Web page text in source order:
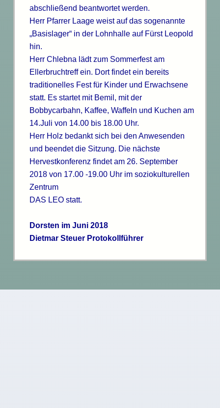
abschließend beantwortet werden.
Herr Pfarrer Laage weist auf das sogenannte
„Basislager“ in der Lohnhalle auf Fürst Leopold
hin.
Herr Chlebna lädt zum Sommerfest am
Ellerbruchtreff ein. Dort findet ein bereits
traditionelles Fest für Kinder und Erwachsene
statt. Es startet mit Bemil, mit der
Bobbycarbahn, Kaffee, Waffeln und Kuchen am
14.Juli von 14.00 bis 18.00 Uhr.
Herr Holz bedankt sich bei den Anwesenden
und beendet die Sitzung. Die nächste
Hervestkonferenz findet am 26. September
2018 von 17.00 -19.00 Uhr im soziokulturellen
Zentrum
DAS LEO statt.
Dorsten im Juni 2018
Dietmar Steuer Protokollführer